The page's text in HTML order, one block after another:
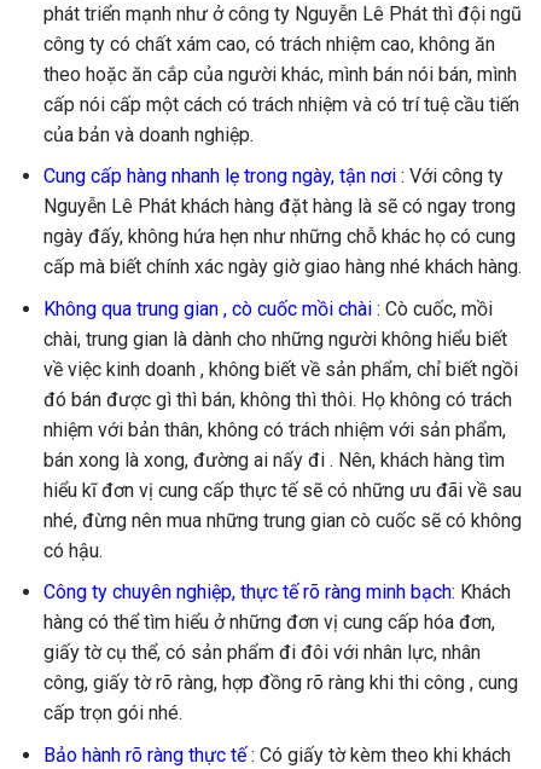
phát triển mạnh như ở công ty Nguyễn Lê Phát thì đội ngũ
công ty có chất xám cao, có trách nhiệm cao, không ăn
theo hoặc ăn cắp của người khác, mình bán nói bán, mình
cấp nói cấp một cách có trách nhiệm và có trí tuệ cầu tiến
của bản và doanh nghiệp.
Cung cấp hàng nhanh lẹ trong ngày, tận nơi: Với công ty
Nguyễn Lê Phát khách hàng đặt hàng là sẽ có ngay trong
ngày đấy, không hứa hẹn như những chỗ khác họ có cung
cấp mà biết chính xác ngày giờ giao hàng nhé khách hàng.
Không qua trung gian , cò cuốc mồi chài: Cò cuốc, mồi
chài, trung gian là dành cho những người không hiểu biết
về việc kinh doanh , không biết về sản phẩm, chỉ biết ngồi
đó bán được gì thì bán, không thì thôi. Họ không có trách
nhiệm với bản thân, không có trách nhiệm với sản phẩm,
bán xong là xong, đường ai nấy đi . Nên, khách hàng tìm
hiểu kĩ đơn vị cung cấp thực tế sẽ có những ưu đãi về sau
nhé, đừng nên mua những trung gian cò cuốc sẽ có không
có hậu.
Công ty chuyên nghiệp, thực tế rõ ràng minh bạch: Khách
hàng có thể tìm hiểu ở những đơn vị cung cấp hóa đơn,
giấy tờ cụ thể, có sản phẩm đi đôi với nhân lực, nhân
công, giấy tờ rõ ràng, hợp đồng rõ ràng khi thi công , cung
cấp trọn gói nhé.
Bảo hành rõ ràng thực tế: Có giấy tờ kèm theo khi khách